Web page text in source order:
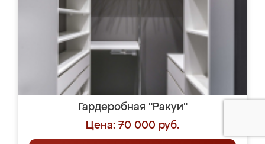
Гардеробная "Ракуи"
Цена: 70 000 руб.